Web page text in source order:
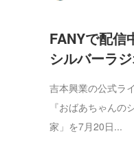
FANYで配信
シルバーラ
吉本興業の公式ラ
『おばあちゃん
家」を7月20日...